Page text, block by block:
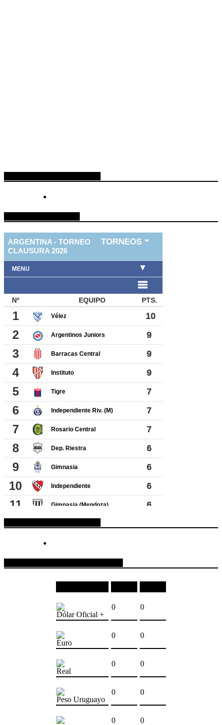
Dólar Oficial +
0 0
Euro
0 0
Real
0 0
Peso Uruguayo
0 0
0 0